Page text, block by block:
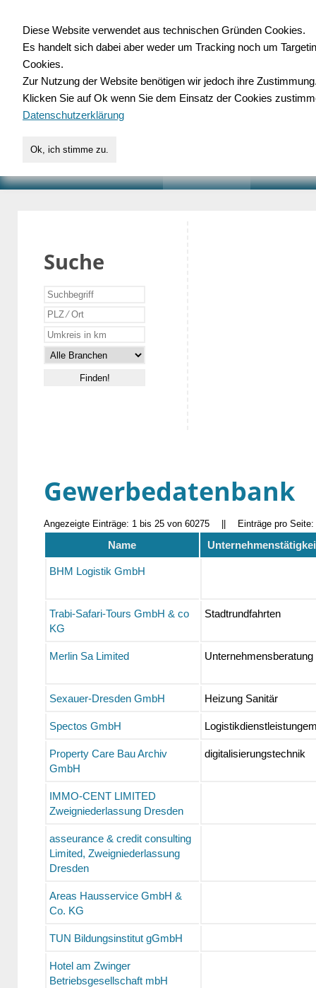
für Handwerk,
Suche
Gewerbedatenbank
Angezeigte Einträge: 1 bis 25 von 60275 Einträge pro Seite:
Name
BHM Logistik GmbH
Trabi-Safari-Tours GmbH & co
KG
Stadtrundfahrten
Merlin Sa Limited Unternehmensberatung
Sexauer-Dresden GmbH Heizung Sanitär
Spectos GmbH
Property Care Bau Archiv
GmbH
digitalisierungstechnik
IMMO-CENT LIMITED
Zweigniederlassung Dresden
asseurance & credit consulting
Limited, Zweigniederlassung
Dresden
Areas Hausservice GmbH &
Co. KG
TUN Bildungsinstitut gGmbH
Hotel am Zwinger
Betriebsgesellschaft mbH
Diese Website verwendet aus technischen Gründen Cookies.
Es handelt sich dabei aber weder um Tracking noch um
Cookies.
Zur Nutzung der Website benötigen wir jedoch ihre
Klicken Sie auf Ok wenn Sie dem Einsatz der Cookies
Datenschutzerklärung
Ok, ich stimme zu.